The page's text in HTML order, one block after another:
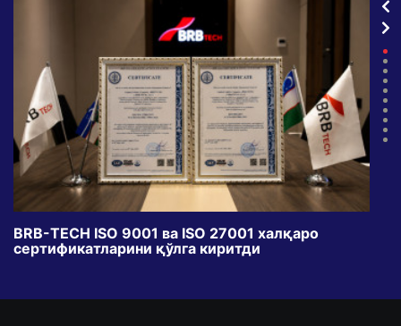
BRB-TECH ISO 9001 ва ISO 27001 халқаро
сертификатларини қўлга киритди